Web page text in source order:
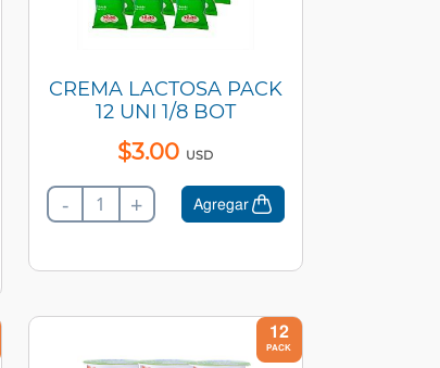
CREMA LACTOSA PACK
12 UNI 1/8 BOT
$3.00 USD
- + Agregar
12
PACK